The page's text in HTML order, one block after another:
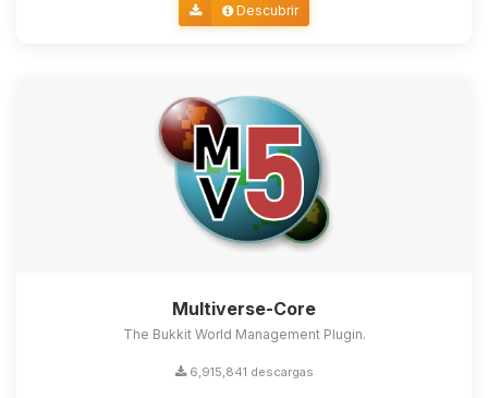
Descubrir
Multiverse-Core
The Bukkit World Management Plugin.
6,915,841 descargas